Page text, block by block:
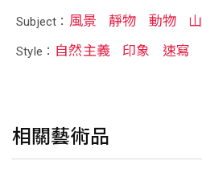
Subject： 風景 靜物 動物 山
Style： 自然主義 印象 速寫
相關藝術品